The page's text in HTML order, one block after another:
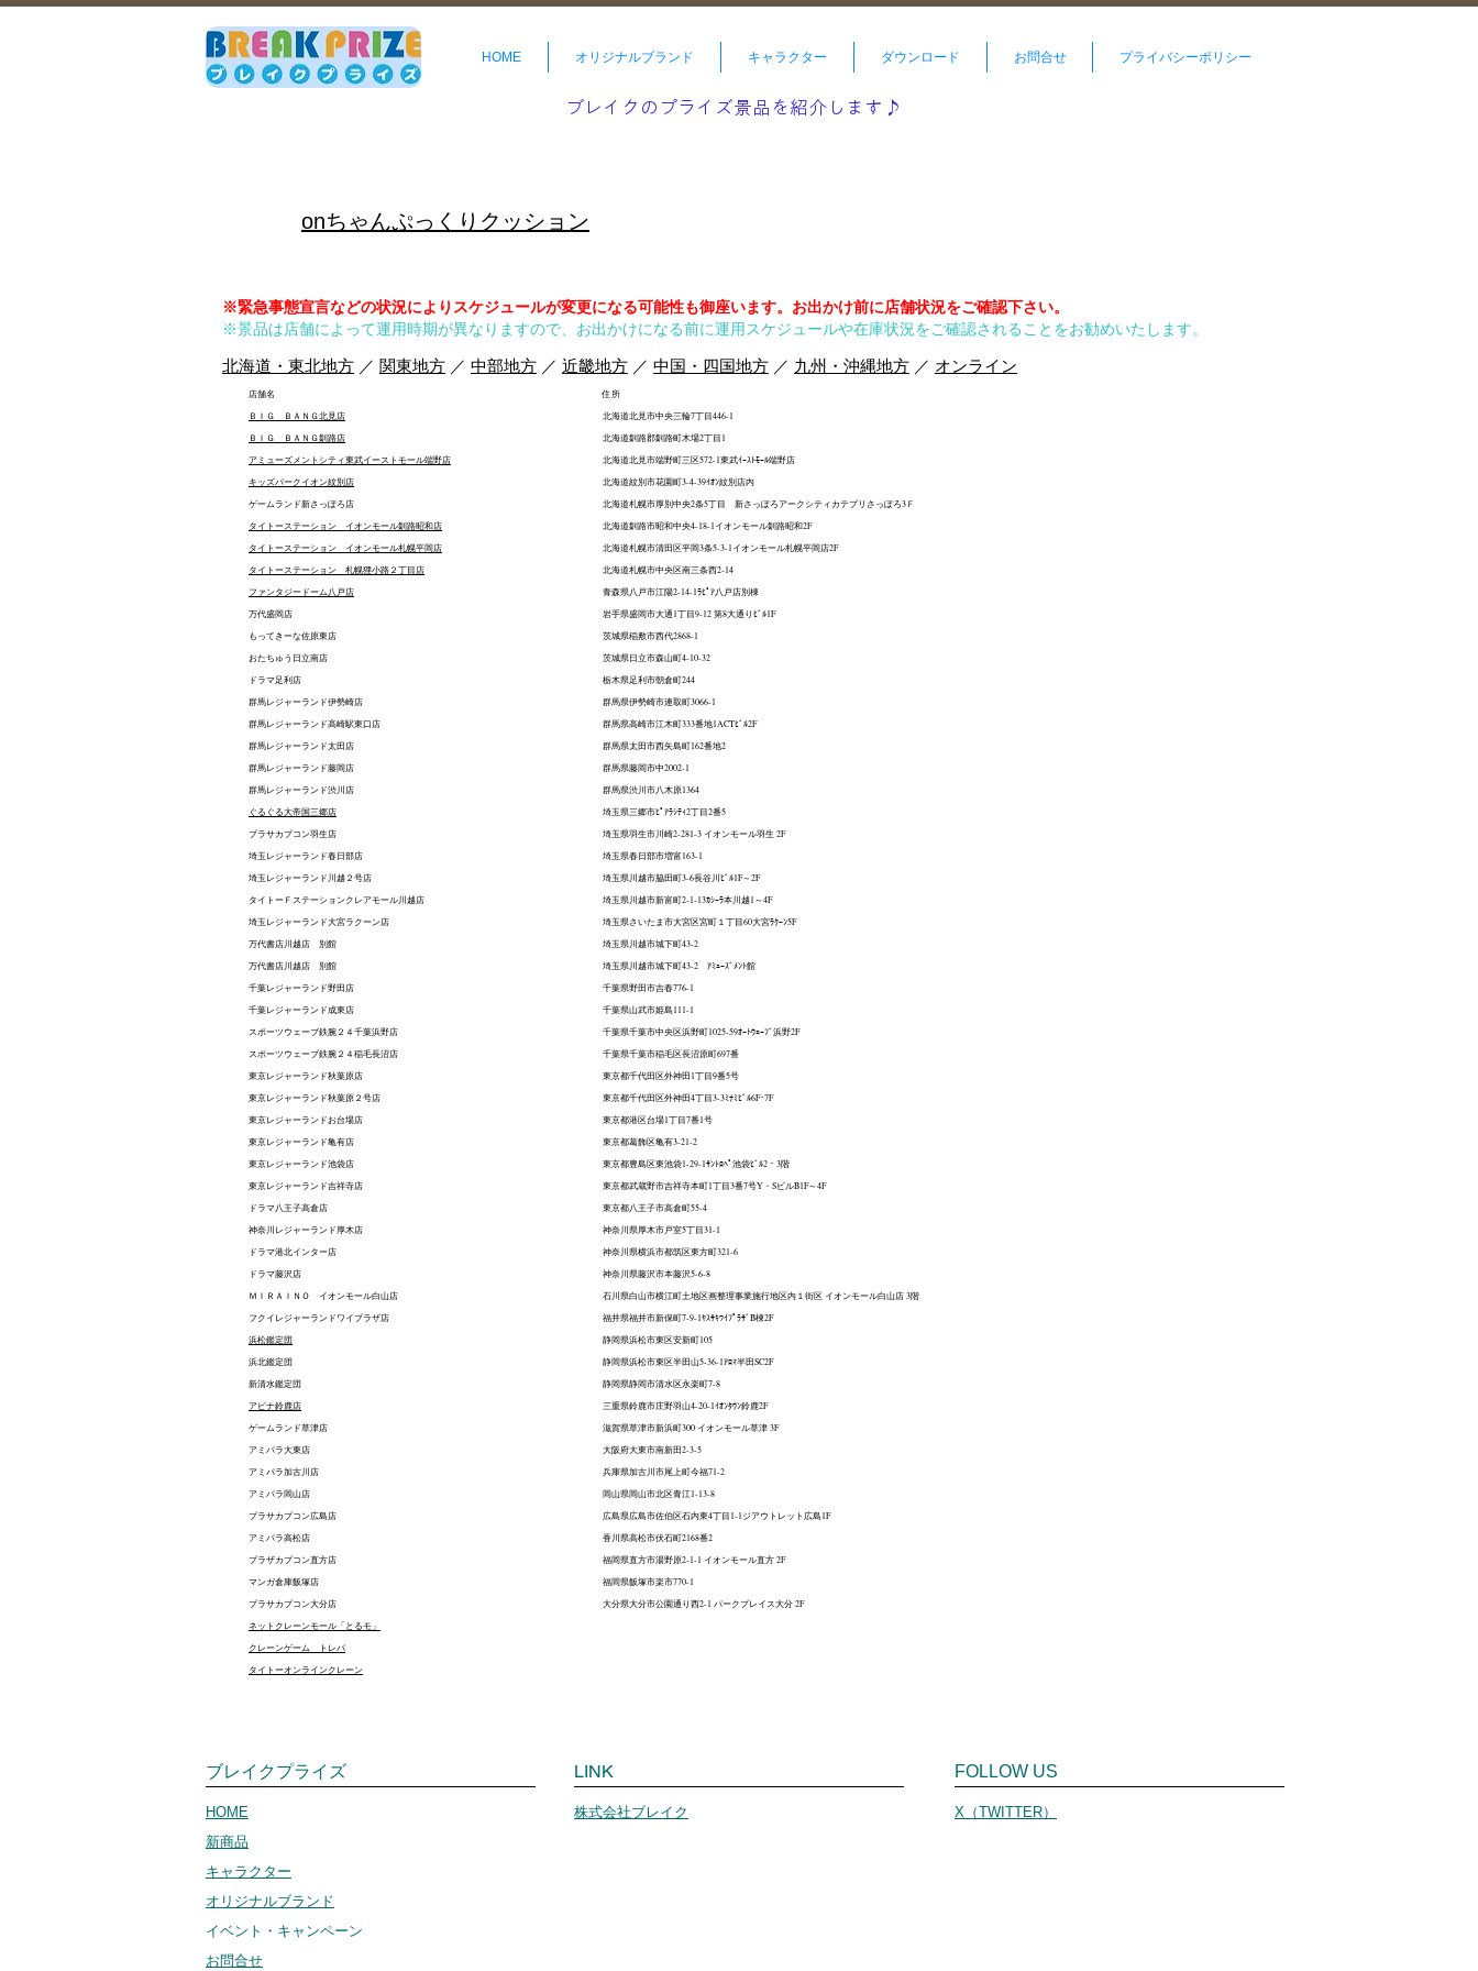
HOME オリジナルブランド キャラクター ダウンロード お問合せ プライバシーポリシー
ブレイクのプライズ景品を紹介します♪
onちゃんぷっくりクッション
※緊急事態宣言などの状況によりスケジュールが変更になる可能性も御座います。お出かけ前に店舗状況をご確認下さい。
※景品は店舗によって運用時期が異なりますので、お出かけになる前に運用スケジュールや在庫状況をご確認されることをお勧めいたします。
北海道・東北地方 ／ 関東地方 ／ 中部地方 ／ 近畿地方 ／ 中国・四国地方 ／ 九州・沖縄地方 ／ オンライン
住所
北海道北見市中央三輪7丁目446-1
北海道釧路郡釧路町木場2丁目1
北海道北見市端野町三区572-1東武ｲｰｽﾄﾓｰﾙ端野店
北海道紋別市花園町3-4-39ｲｵﾝ紋別店内
北海道札幌市厚別中央2条5丁目 新さっぽろアークシティカテプリさっぽろ3Ｆ
北海道釧路市昭和中央4-18-1イオンモール釧路昭和2F
北海道札幌市清田区平岡3条5-3-1イオンモール札幌平岡店2F
北海道札幌市中央区南三条西2-14
青森県八戸市江陽2-14-1ﾗﾋﾟｱ八戸店別棟
岩手県盛岡市大通1丁目9-12 第8大通りﾋﾞﾙ1F
茨城県稲敷市西代2868-1
茨城県日立市森山町4-10-32
栃木県足利市朝倉町244
群馬県伊勢崎市連取町3066-1
群馬県高崎市江木町333番地1ACTﾋﾞﾙ2F
群馬県太田市西矢島町162番地2
群馬県藤岡市中2002-1
群馬県渋川市八木原1364
埼玉県三郷市ﾋﾟｱﾗｼﾃｨ2丁目2番5
埼玉県羽生市川崎2-281-3 イオンモール羽生 2F
埼玉県春日部市増富163-1
埼玉県川越市脇田町3-6長谷川ﾋﾞﾙ1F～2F
埼玉県川越市新富町2-1-13ｶｼｰﾗ本川越1～4F
埼玉県さいたま市大宮区宮町１丁目60大宮ﾗｸｰﾝ5F
埼玉県川越市城下町43-2
埼玉県川越市城下町43-2 ｱﾐｭｰｽﾞﾒﾝﾄ館
千葉県野田市吉春776-1
千葉県山武市姫島111-1
千葉県千葉市中央区浜野町1025-59ｵｰﾄｳｪｰﾌﾞ浜野2F
千葉県千葉市稲毛区長沼原町697番
東京都千代田区外神田1丁目9番5号
東京都千代田区外神田4丁目3-3ﾐﾅﾐﾋﾞﾙ6F･7F
東京都港区台場1丁目7番1号
東京都葛飾区亀有3-21-2
東京都豊島区東池袋1-29-1ｻﾝﾄﾛﾍﾟ池袋ﾋﾞﾙ2・3階
東京都武蔵野市吉祥寺本町1丁目3番7号Y・SビルB1F～4F
東京都八王子市高倉町55-4
神奈川県厚木市戸室5丁目31-1
神奈川県横浜市都筑区東方町321-6
神奈川県藤沢市本藤沢5-6-8
石川県白山市横江町土地区画整理事業施行地区内１街区 イオンモール白山店 3階
福井県福井市新保町7-9-1ﾔｽｻｷﾜｲﾌﾟﾗｻﾞB棟2F
静岡県浜松市東区安新町105
静岡県浜松市東区半田山5-36-1ｱﾛﾏ半田SC2F
静岡県静岡市清水区永楽町7-8
三重県鈴鹿市庄野羽山4-20-1ｲｵﾝﾀｳﾝ鈴鹿2F
滋賀県草津市新浜町300 イオンモール草津 3F
大阪府大東市南新田2-3-5
兵庫県加古川市尾上町今福71-2
岡山県岡山市北区青江1-13-8
広島県広島市佐伯区石内東4丁目1-1ジアウトレット広島1F
香川県高松市伏石町2168番2
福岡県直方市湯野原2-1-1 イオンモール直方 2F
福岡県飯塚市楽市770-1
大分県大分市公園通り西2-1 パークプレイス大分 2F
店舗名
ＢＩＧ ＢＡＮＧ北見店
ＢＩＧ ＢＡＮＧ釧路店
アミューズメントシティ東武イーストモール端野店
キッズパークイオン紋別店
ゲームランド新さっぽろ店
タイトーステーション イオンモール釧路昭和店
タイトーステーション イオンモール札幌平岡店
タイトーステーション 札幌狸小路２丁目店
ファンタジードーム八戸店
万代盛岡店
もってきーな佐原東店
おたちゅう日立南店
ドラマ足利店
群馬レジャーランド伊勢崎店
群馬レジャーランド高崎駅東口店
群馬レジャーランド太田店
群馬レジャーランド藤岡店
群馬レジャーランド渋川店
ぐるぐる大帝国三郷店
プラサカプコン羽生店
埼玉レジャーランド春日部店
埼玉レジャーランド川越２号店
タイトーＦステーションクレアモール川越店
埼玉レジャーランド大宮ラクーン店
万代書店川越店 別館
万代書店川越店 別館
千葉レジャーランド野田店
千葉レジャーランド成東店
スポーツウェーブ鉄腕２４千葉浜野店
スポーツウェーブ鉄腕２４稲毛長沼店
東京レジャーランド秋葉原店
東京レジャーランド秋葉原２号店
東京レジャーランドお台場店
東京レジャーランド亀有店
東京レジャーランド池袋店
東京レジャーランド吉祥寺店
ドラマ八王子高倉店
神奈川レジャーランド厚木店
ドラマ港北インター店
ドラマ藤沢店
ＭＩＲＡＩＮＯ イオンモール白山店
フクイレジャーランドワイプラザ店
浜松鑑定団
浜北鑑定団
新清水鑑定団
アピナ鈴鹿店
ゲームランド草津店
アミパラ大東店
アミパラ加古川店
アミパラ岡山店
プラサカプコン広島店
アミパラ高松店
プラザカプコン直方店
マンガ倉庫飯塚店
プラサカプコン大分店
ネットクレーンモール「とるモ」
クレーンゲーム トレバ
タイトーオンラインクレーン
ブレイクプライズ
HOME
新商品
キャラクター
オリジナルブランド
イベント・キャンペーン
お問合せ
LINK
株式会社ブレイク
FOLLOW US
X（TWITTER）